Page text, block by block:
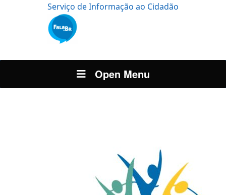
Serviço de Informação ao Cidadão
Open Menu